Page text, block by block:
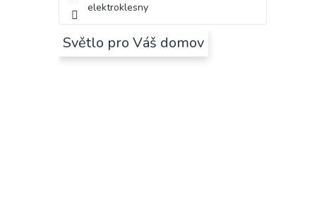
elektroklesny
Světlo pro Váš domov